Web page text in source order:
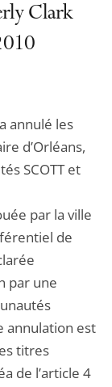
Clark
annulé les
d’Orléans,
SCOTT et
par la ville
de
par une
annulation est
titres
de l’article 4